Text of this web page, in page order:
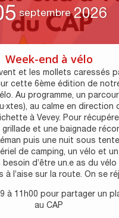
septembre 2026
Week-end à vélo
et les mollets caressés
cette 6ème édition de
Au programme, un
au calme en direction
à Vevey. Pour
et une baignade
puis une nuit sous
de camping, un vélo et
besoin d’être un.e as du
à l’aise sur la route. On se
à 11h00 pour partager un
au CAP